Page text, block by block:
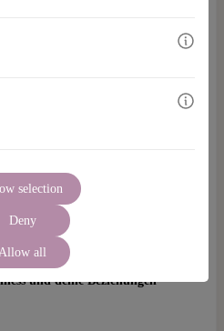
Money-Typ und deine Geld-
die dein Denken und
du das tust, was dir ohnehin
des Money-Typ Tests
genialen Test-Ergebnis werden
und deine Beziehungen
selection
Deny
all